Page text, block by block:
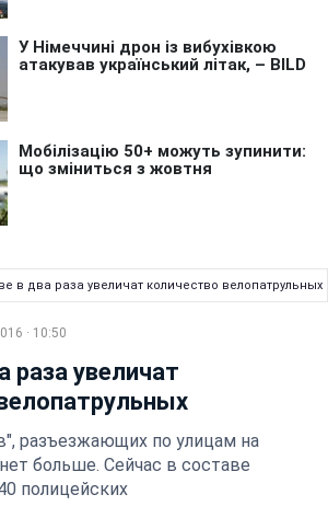
в два раза увеличат количество велопатрульных
· 10:50
раза увеличат
разъезжающих по улицам на
больше. Сейчас в составе
полицейских